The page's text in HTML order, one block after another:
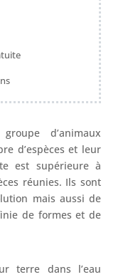
d’animaux
d’espèces et leur
est supérieure à
réunies. Ils sont
mais aussi de
de formes et de
terre dans l’eau